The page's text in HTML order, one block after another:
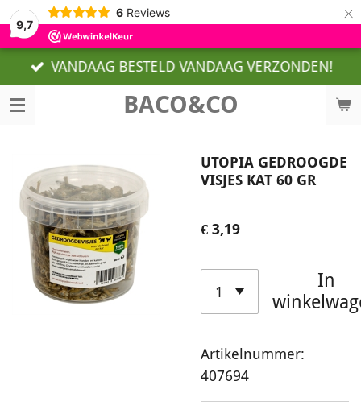
9,7
6 Reviews ×
BACO&CO
VANDAAG BESTELD VANDAAG VERZONDEN!
UTOPIA GEDROOGDE
VISJES KAT 60 GR
€ 3,19
In
Artikelnummer:
407694